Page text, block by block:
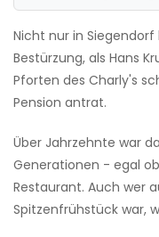
Nicht nur in
Bestürzung, als Hans
Pforten des Charly's
Pension antrat.
Über Jahrzehnte war
Generationen - egal
Restaurant. Auch wer
Spitzenfrühstück war,